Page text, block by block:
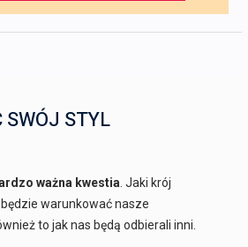
SWÓJ STYL
ważna kwestia . Jaki krój
warunkować nasze
to jak nas będą odbierali inni.